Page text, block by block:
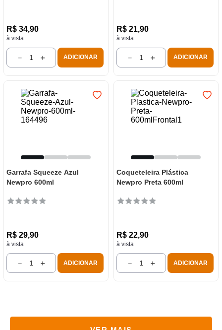
R$ 34,90
à vista
＋
－ ADICIONAR
R$ 21,90
à vista
＋
－ ADICIONAR
Garrafa Squeeze Azul
Newpro 600ml
R$ 29,90
à vista
＋
－ ADICIONAR
Coqueteleira Plástica
Newpro Preta 600ml
R$ 22,90
à vista
＋
－ ADICIONAR